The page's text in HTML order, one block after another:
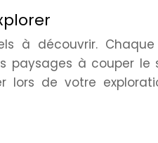
à découvrir.
paysages à couper le
lors de votre